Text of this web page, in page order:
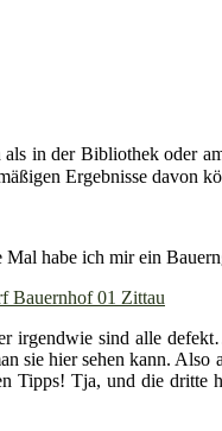
in der Bibliothek oder
Ergebnisse davon
habe ich mir ein
irgendwie sind alle
sie hier sehen kann. Also
Tipps! Tja, und die dritte